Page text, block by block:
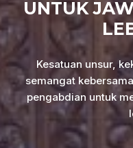
UNTUK
Kesatuan unsur,
semangat
pengabdian untuk